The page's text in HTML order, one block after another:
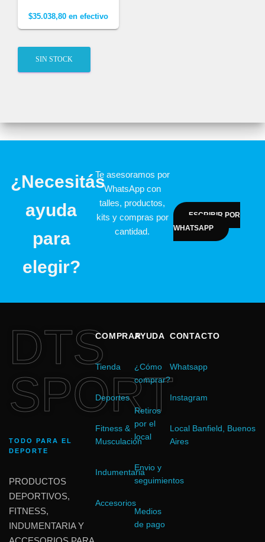
$35.038,80en efectivo
SIN STOCK
¿Necesitás
ayuda
para
elegir?
Te asesoramos por
WhatsApp con
talles, productos,
kits y compras por
cantidad.
ESCRIBIR POR
WHATSAPP
DTS
SPORT
TODO PARA EL
DEPORTE
PRODUCTOS
DEPORTIVOS,
FITNESS,
INDUMENTARIA Y
COMPRAR
Tienda
Deportes
Fitness &
Musculación
Indumentaria
Accesorios
AYUDA
¿Cómo
comprar?
Retiros
por el
local
Envio y
seguimientos
Medios
de pago
CONTACTO
Whatsapp
Instagram
Local Banfield, Buenos
Aires